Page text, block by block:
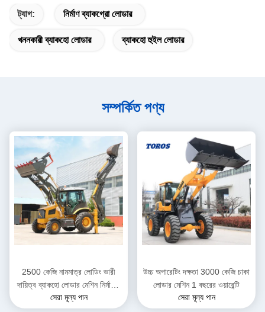
ট্যাগ: নির্মাণ ব্যাকগ্রো লোডার
খননকারী ব্যাকহো লোডার ব্যাকহো হুইল লোডার
সম্পর্কিত পণ্য
2500 কেজি নামমাত্র লোডিং ভারী
দায়িত্ব ব্যাকহো লোডার মেশিন নির্মাণের
জন্য
সেরা মূল্য পান
উচ্চ অপারেটিং দক্ষতা 3000 কেজি চাকা
লোডার মেশিন 1 বছরের ওয়ারেন্টি
সেরা মূল্য পান